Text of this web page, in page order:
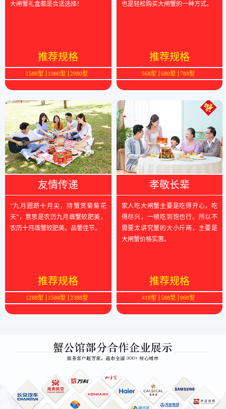
大闸蟹礼盒都是合适选择！
推荐规格
1580型 1980型 2980型
也是轻松购买大闸蟹的一种方式。
推荐规格
568型 680型 788型
友情传递
“九月圆跻十月尖，持蟹赏菊菊花
天”，意思是农历九月雌蟹较肥美，
农历十月雄蟹较肥美。品蟹佳节。
推荐规格
1288型 1588型 2388型
孝敬长辈
家人吃大闸蟹主要是吃得开心，吃
得尽兴，一顿吃到饱也行。所以不
需要太讲究蟹的大小斤两，主要是
大闸蟹价格实惠。
推荐规格
418型 588型 968型